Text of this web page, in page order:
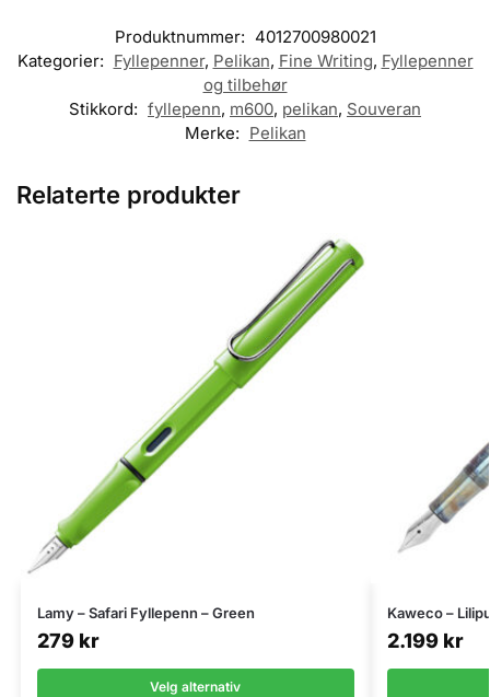
Produktnummer: 4012700980021
Kategorier: Fyllepenner, Pelikan, Fine Writing, Fyllepenner
og tilbehør
Stikkord: fyllepenn, m600, pelikan, Souveran
Merke: Pelikan
Relaterte produkter
Lamy – Safari Fyllepenn – Green
279 kr
Velg alternativ
Kaweco –
2.199 kr